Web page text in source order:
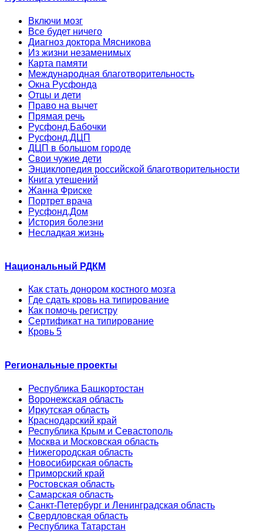
Включи мозг
Все будет ничего
Диагноз доктора Мясникова
Из жизни незаменимых
Карта памяти
Международная благотворительность
Окна Русфонда
Отцы и дети
Право на вычет
Прямая речь
Русфонд.Бабочки
Русфонд.ДЦП
ДЦП в большом городе
Свои чужие дети
Энциклопедия российской благотворительности
Книга утешений
Жанна Фриске
Портрет врача
Русфонд.Дом
История болезни
Несладкая жизнь
Национальный РДКМ
Как стать донором костного мозга
Где сдать кровь на типирование
Как помочь регистру
Сертификат на типирование
Кровь 5
Региональные проекты
Республика Башкортостан
Воронежская область
Иркутская область
Краснодарский край
Республика Крым и Севастополь
Москва и Московская область
Нижегородская область
Новосибирская область
Приморский край
Ростовская область
Самарская область
Санкт-Петербург и Ленинградская область
Свердловская область
Республика Татарстан